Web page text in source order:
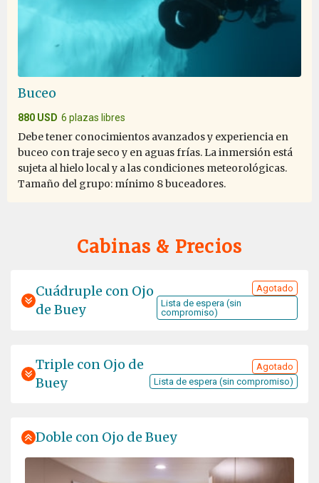
fa..invece il viaggio e' stato ancora più fantastico e
spettacolare..quante balene, quante orche, centinaia di
pinguini, le foche, all'atmosfera e cormorani..non
potevo chiedere di più.. e' stato indimenticabile! Grazie
di cuore e sono cetta che tra qualche anno, non troppi,
ci sara' pure la terza volta!!
Buceo
880 USD 6 plazas libres
Debe tener conocimientos avanzados y experiencia en
buceo con traje seco y en aguas frías. La inmersión está
sujeta al hielo local y a las condiciones meteorológicas.
Tamaño del grupo: mínimo 8 buceadores.
Cabinas & Precios
Cuádruple con Ojo
de Buey
Agotado
Lista de espera (sin
compromiso)
Triple con Ojo de
Buey
Agotado
Lista de espera (sin compromiso)
Doble con Ojo de Buey